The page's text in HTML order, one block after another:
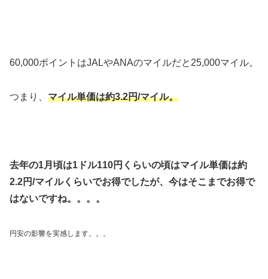
60,000ポイントはJALやANAのマイルだと25,000マイル。
つまり、 マイル単価は約3.2円/マイル。
去年の1月頃は1ドル110円くらいの頃はマイル単価は約
2.2円/マイルくらいでお得でしたが、今はそこまでお得で
はないですね。。。。
円安の影響を実感します。。。